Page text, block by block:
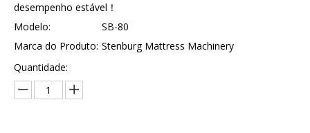
desempenho estável！
Modelo:
SB-80
Marca do Produto: Stenburg Mattress Machinery
Quantidade: